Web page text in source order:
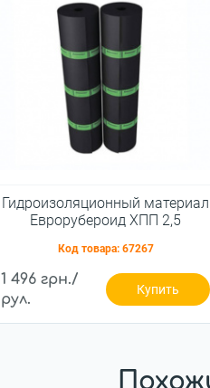
Гидроизоляционный материал
Еврорубероид ХПП 2,5
Код товара: 67267
1 496 грн./
рул.
Купить